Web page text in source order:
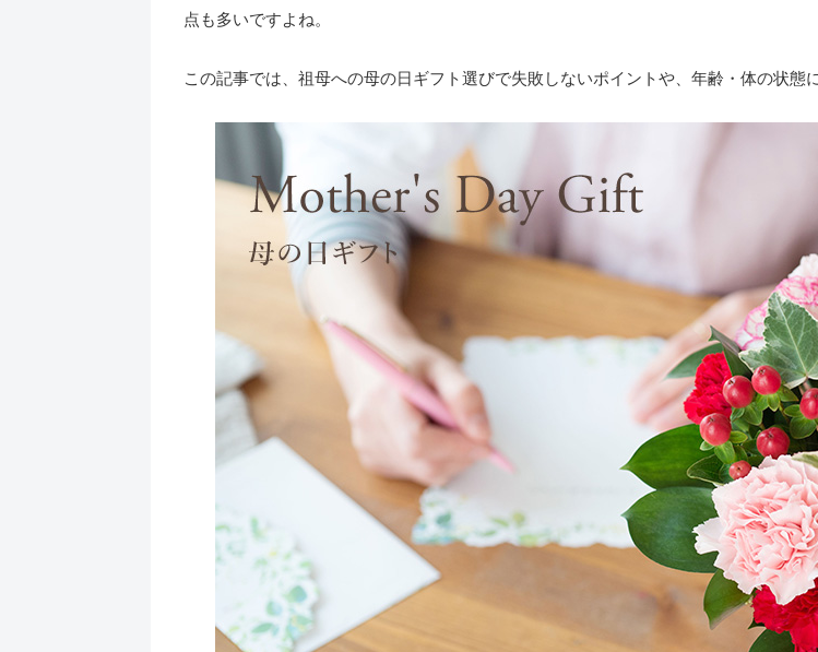
点も多いですよね。
この記事では、祖母への母の日ギフト選びで失敗しないポイントや、年齢・体の状態